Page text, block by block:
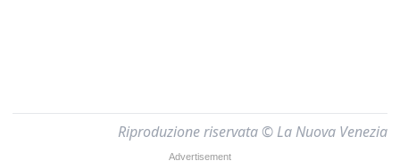
Riproduzione riservata © La Nuova Venezia